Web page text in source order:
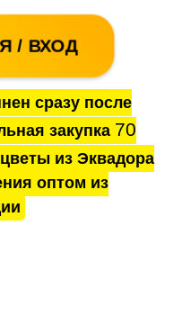
/ ВХОД
сразу после
закупка 70
из Эквадора
оптом из